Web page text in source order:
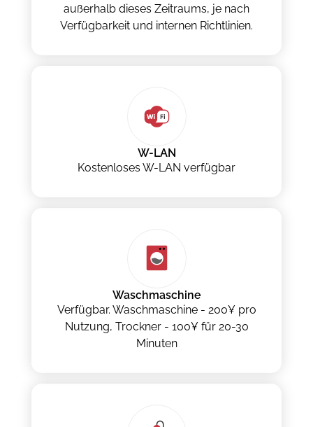
außerhalb dieses Zeitraums, je nach
Verfügbarkeit und internen Richtlinien.
W-LAN
Kostenloses W-LAN verfügbar
Waschmaschine
Verfügbar. Waschmaschine - 200¥ pro
Nutzung, Trockner - 100¥ für 20-30
Minuten